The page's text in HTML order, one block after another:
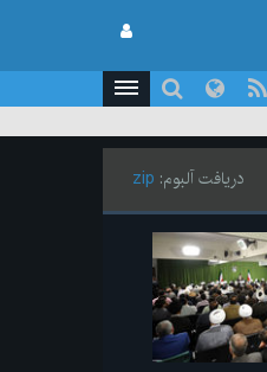
دریافت آلبوم: zip